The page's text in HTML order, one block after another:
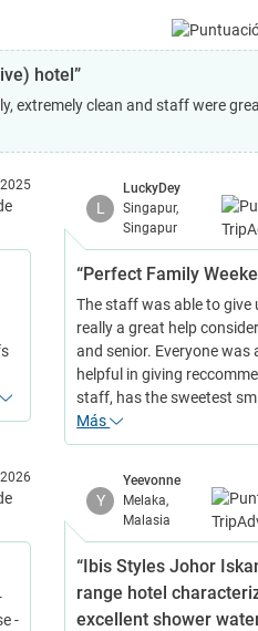
hotel”
extremely clean and staff were
L
LuckyDey
Singapur,
Singapur
“Perfect Family
The staff was able to give
really a great help
and senior. Everyone
helpful in giving
staff, has the sweetest
Más
-
Y
Yeevonne
Melaka,
Malasia
“Ibis Styles Johor
range hotel
excellent shower